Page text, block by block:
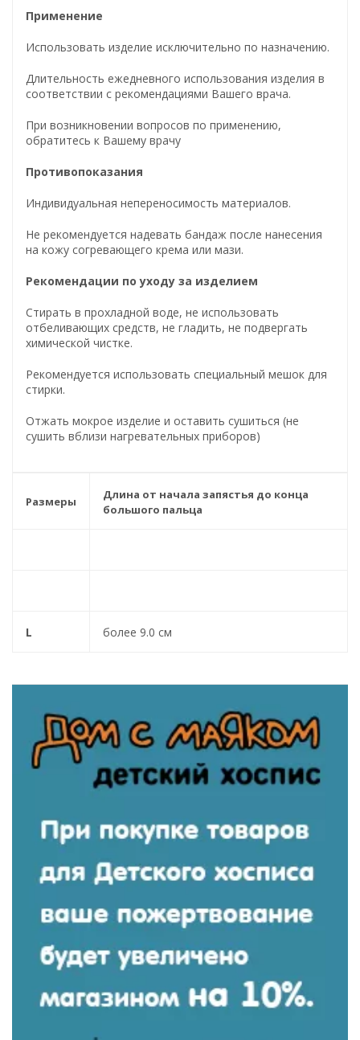
Применение
Использовать изделие исключительно по назначению.
Длительность ежедневного использования изделия в
соответствии с рекомендациями Вашего врача.
При возникновении вопросов по применению,
обратитесь к Вашему врачу
Противопоказания
Индивидуальная непереносимость материалов.
Не рекомендуется надевать бандаж после нанесения
на кожу согревающего крема или мази.
Рекомендации по уходу за изделием
Стирать в прохладной воде, не использовать
отбеливающих средств, не гладить, не подвергать
химической чистке.
Рекомендуется использовать специальный мешок для
стирки.
Отжать мокрое изделие и оставить сушиться (не
сушить вблизи нагревательных приборов)
Размеры
Длина от начала запястья до конца
большого пальца
L более 9.0 см